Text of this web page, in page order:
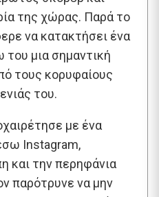
της χώρας. Παρά το
να κατακτήσει ένα
του μια σημαντική
τους κορυφαίους
του.
με ένα
Instagram,
και την περηφάνια
παρότρυνε να μην